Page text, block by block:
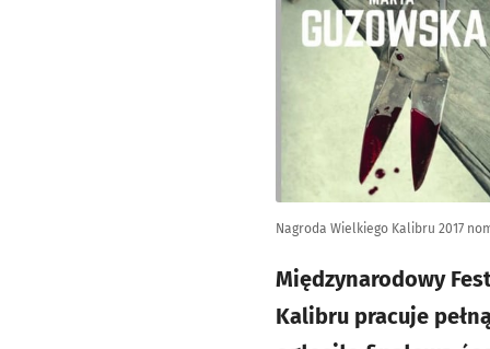
Nagroda Wielkiego Kalibru 2017
Międzynarodowy
Kalibru pracuje